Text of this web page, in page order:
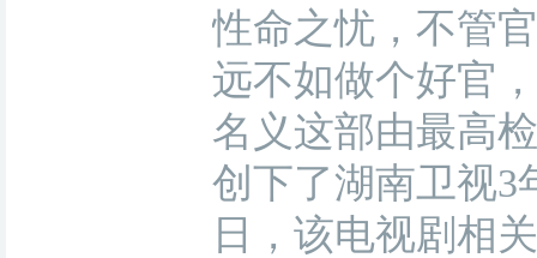
性命之忧，不管
远不如做个好官
名义这部由最高
创下了湖南卫视3
日，该电视剧相